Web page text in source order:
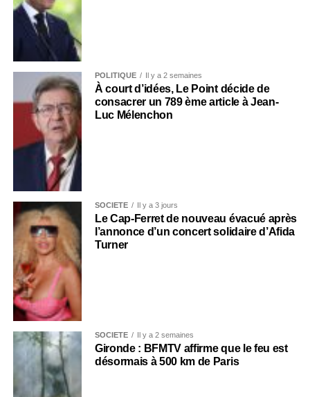
POLITIQUE Il y a 2 semaines
À court d’idées, Le Point décide de
consacrer un 789 ème article à Jean-
Luc Mélenchon
SOCIÉTÉ Il y a 3 jours
Le Cap-Ferret de nouveau évacué après
l’annonce d’un concert solidaire d’Afida
Turner
SOCIÉTÉ Il y a 2 semaines
Gironde : BFMTV affirme que le feu est
désormais à 500 km de Paris